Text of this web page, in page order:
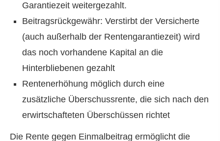
Garantiezeit weitergezahlt.
Beitragsrückgewähr: Verstirbt der Versicherte
(auch außerhalb der Rentengarantiezeit) wird
das noch vorhandene Kapital an die
Hinterbliebenen gezahlt
Rentenerhöhung möglich durch eine
zusätzliche Überschussrente, die sich nach den
erwirtschafteten Überschüssen richtet
Die Rente gegen Einmalbeitrag ermöglicht die